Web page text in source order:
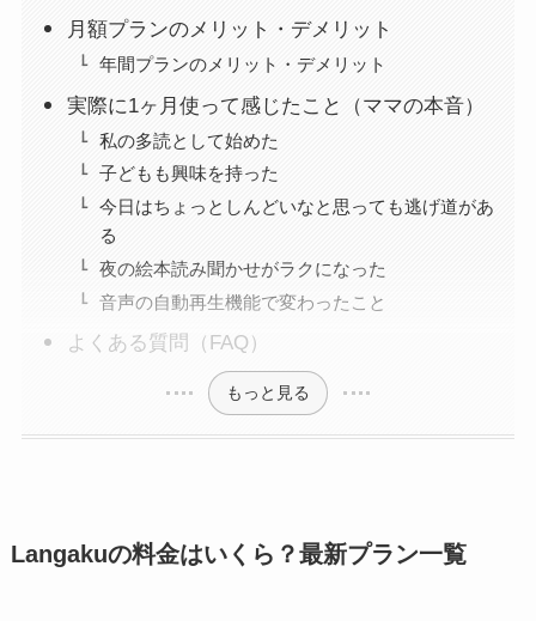
月額プランのメリット・デメリット
年間プランのメリット・デメリット
実際に1ヶ月使って感じたこと（ママの本音）
私の多読として始めた
子どもも興味を持った
今日はちょっとしんどいなと思っても逃げ道があ
る
夜の絵本読み聞かせがラクになった
音声の自動再生機能で変わったこと
よくある質問（FAQ）
もっと見る
Langakuの料金はいくら？最新プラン一覧